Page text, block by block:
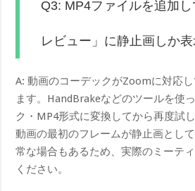
Q3: MP4ファイルを追加
レビュー」に静止画しか
A: 動画のコーデックがZoomに対応
ます。HandBrakeなどのツールを使
ク・MP4形式に変換してから再度試
動画の最初のフレームが静止画とし
常な場合もあるため、実際のミーテ
ください。